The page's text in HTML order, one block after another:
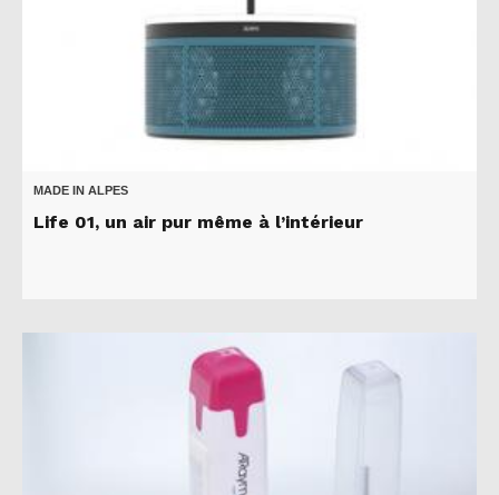
MADE IN ALPES
Life 01, un air pur même à l’intérieur